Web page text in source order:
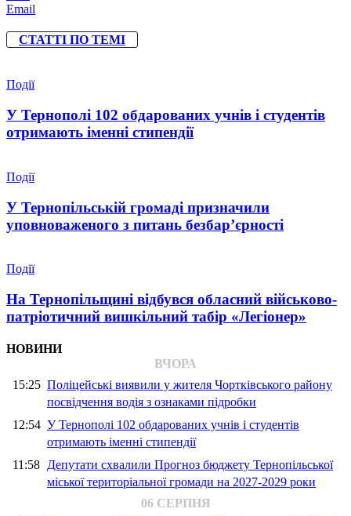
Email
СТАТТІ ПО ТЕМІ
Події
У Тернополі 102 обдарованих учнів і студентів
отримають іменні стипендії
Події
У Тернопільській громаді призначили
уповноваженого з питань безбар’єрності
Події
На Тернопільщині відбувся обласний військово-
патріотичний вишкільний табір «Легіонер»
НОВИНИ
ВЧОРА
15:25 Поліцейські виявили у жителя Чортківського району
посвідчення водія з ознаками підробки
12:54 У Тернополі 102 обдарованих учнів і студентів
отримають іменні стипендії
11:58 Депутати схвалили Прогноз бюджету Тернопільської
міської територіальної громади на 2027-2029 роки
06 СЕРПНЯ